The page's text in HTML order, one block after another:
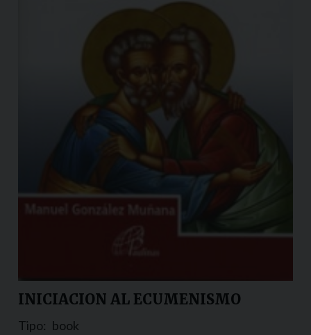
INICIACION AL ECUMENISMO
Tipo: book